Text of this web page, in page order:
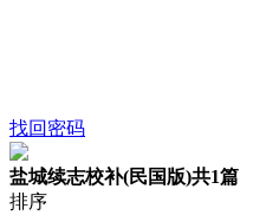
找回密码
盐城续志校补(民国版)共1篇
排序